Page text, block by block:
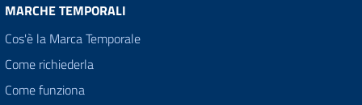
MARCHE TEMPORALI
Cos'è la Marca Temporale
Come richiederla
Come funziona